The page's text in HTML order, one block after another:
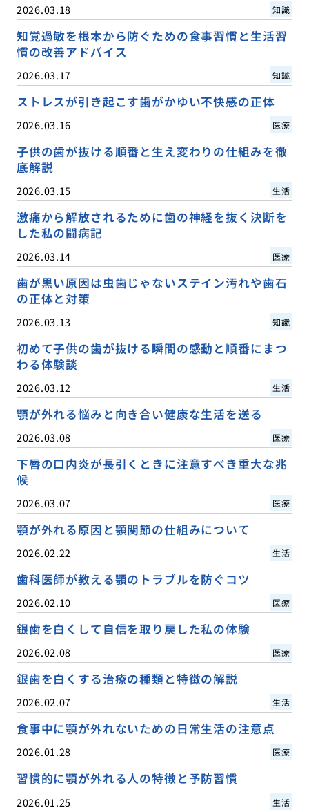
2026.03.18 知識
知覚過敏を根本から防ぐための食事習慣と生活習
慣の改善アドバイス
2026.03.17 知識
ストレスが引き起こす歯がかゆい不快感の正体
2026.03.16 医療
子供の歯が抜ける順番と生え変わりの仕組みを徹
底解説
2026.03.15 生活
激痛から解放されるために歯の神経を抜く決断を
した私の闘病記
2026.03.14 医療
歯が黒い原因は虫歯じゃないステイン汚れや歯石
の正体と対策
2026.03.13 知識
初めて子供の歯が抜ける瞬間の感動と順番にまつ
わる体験談
2026.03.12 生活
顎が外れる悩みと向き合い健康な生活を送る
2026.03.08 医療
下唇の口内炎が長引くときに注意すべき重大な兆
候
2026.03.07 医療
顎が外れる原因と顎関節の仕組みについて
2026.02.22 生活
歯科医師が教える顎のトラブルを防ぐコツ
2026.02.10 医療
銀歯を白くして自信を取り戻した私の体験
2026.02.08 医療
銀歯を白くする治療の種類と特徴の解説
2026.02.07 生活
食事中に顎が外れないための日常生活の注意点
2026.01.28 医療
習慣的に顎が外れる人の特徴と予防習慣
2026.01.25 生活